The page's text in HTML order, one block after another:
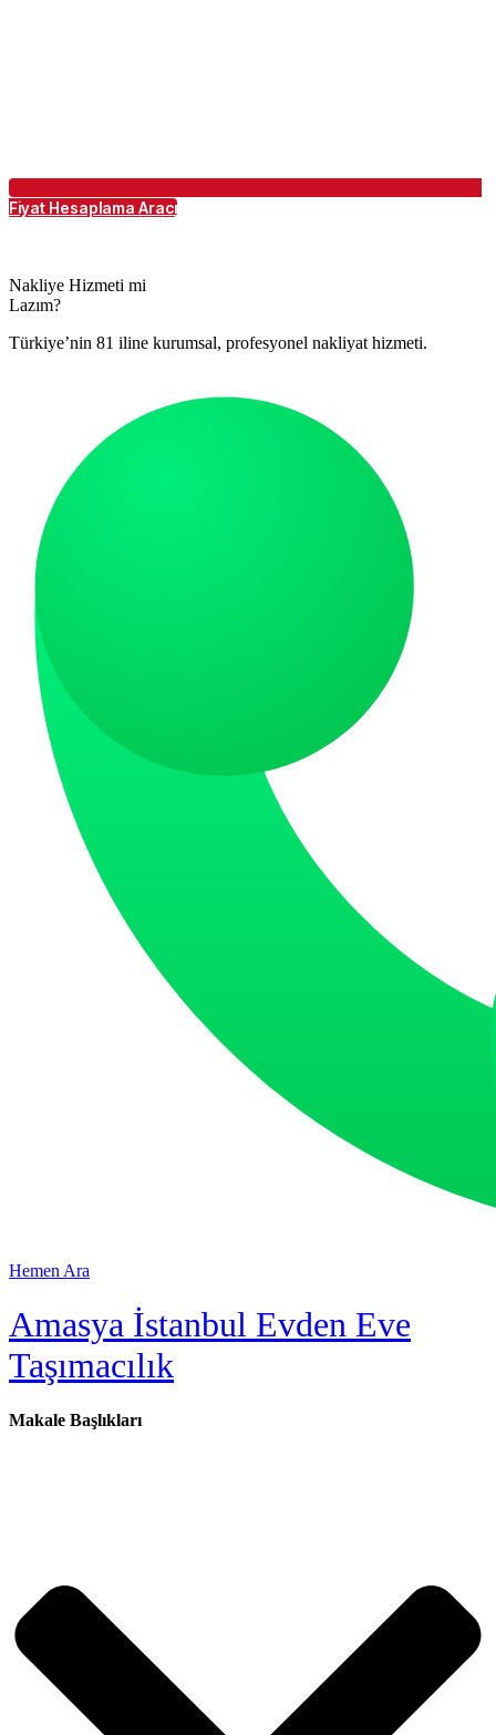
Fiyat Hesaplama Aracı
Nakliye Hizmeti mi
Lazım?
Türkiye’nin 81 iline kurumsal, profesyonel nakliyat hizmeti.
Hemen Ara
Amasya İstanbul Evden Eve
Taşımacılık
Makale Başlıkları